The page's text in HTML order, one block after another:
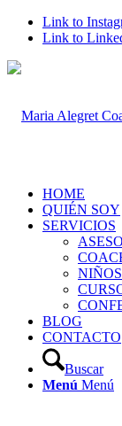
Link to
Link to
HOME
QUIÉN SOY
SERVICIOS
BLOG
CONTACTO
Buscar
Menú Menú